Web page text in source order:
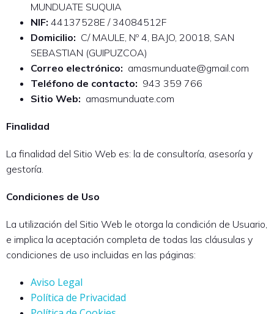
MUNDUATE SUQUIA
NIF: 44137528E / 34084512F
Domicilio: C/ MAULE, Nº 4, BAJO, 20018, SAN
SEBASTIAN (GUIPUZCOA)
Correo electrónico: amasmunduate@gmail.com
Teléfono de contacto: 943 359 766
Sitio Web: amasmunduate.com
Finalidad
La finalidad del Sitio Web es: la de consultoría, asesoría y
gestoría.
Condiciones de Uso
La utilización del Sitio Web le otorga la condición de Usuario,
e implica la aceptación completa de todas las cláusulas y
condiciones de uso incluidas en las páginas:
Aviso Legal
Política de Privacidad